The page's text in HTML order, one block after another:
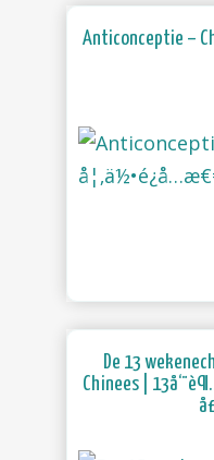
Anticonceptie –
De 13
Chinees |